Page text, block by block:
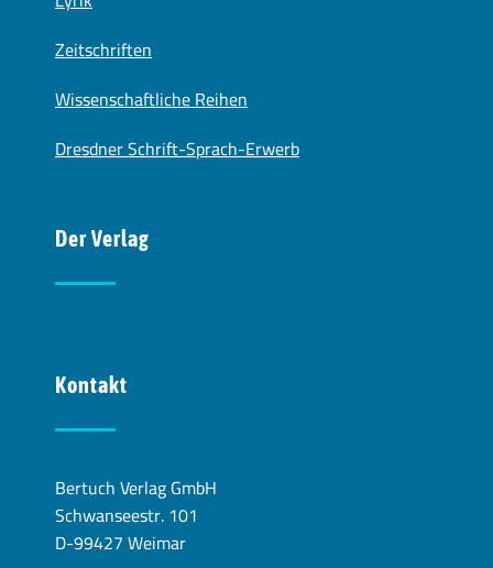
Zeitschriften
Wissenschaftliche Reihen
Dresdner Schrift-Sprach-Erwerb
Der Verlag
Kontakt
Bertuch Verlag GmbH
Schwanseestr. 101
D-99427 Weimar